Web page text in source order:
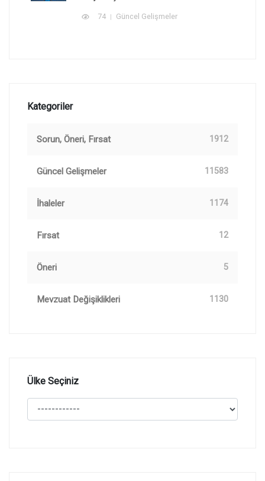
74 Güncel Gelişmeler
Kategoriler
Sorun, Öneri, Fırsat 1912
Güncel Gelişmeler 11583
İhaleler 1174
Fırsat 12
Öneri 5
Mevzuat Değişiklikleri 1130
Ülke Seçiniz